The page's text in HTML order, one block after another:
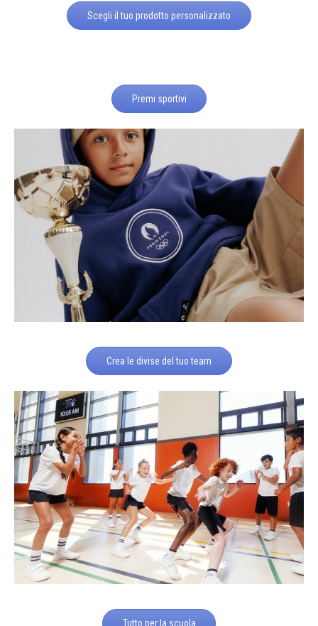
Scegli il tuo prodotto personalizzato
Premi sportivi
Crea le divise del tuo team
Tutto per la scuola